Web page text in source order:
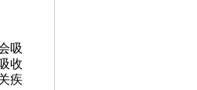
吸
收
疾